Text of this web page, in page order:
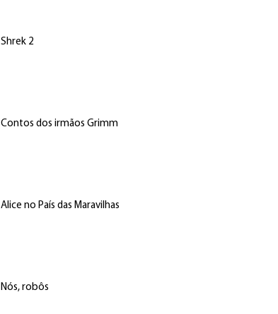
Shrek 2
Contos dos irmãos Grimm
Alice no País das Maravilhas
Nós, robôs